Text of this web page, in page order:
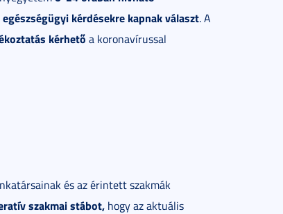
kérdésekre kapnak választ. A
kérhető a koronavírussal
és az érintett szakmák
szakmai stábot, hogy az aktuális